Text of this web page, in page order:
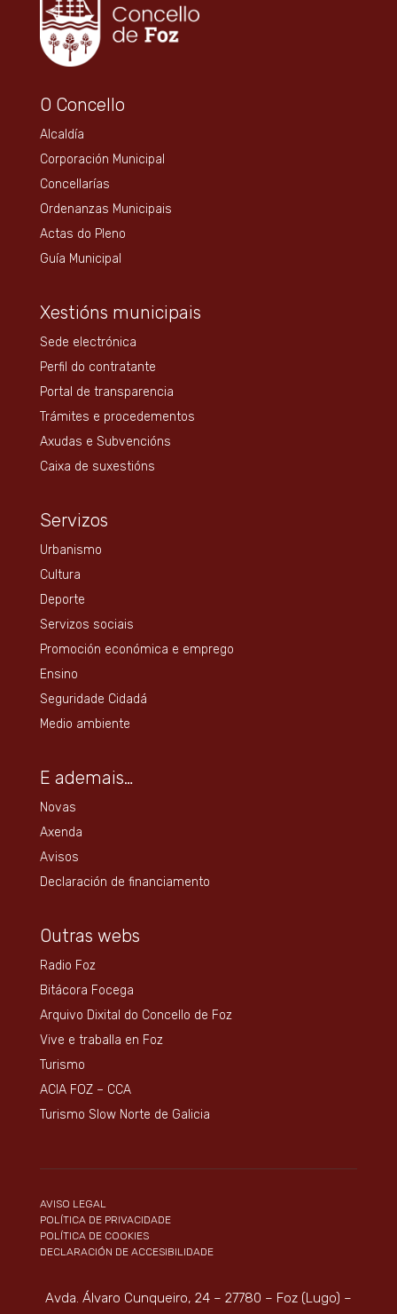
O Concello
Alcaldía
Corporación Municipal
Concellarías
Ordenanzas Municipais
Actas do Pleno
Guía Municipal
Xestións municipais
Sede electrónica
Perfil do contratante
Portal de transparencia
Trámites e procedementos
Axudas e Subvencións
Caixa de suxestións
Servizos
Urbanismo
Cultura
Deporte
Servizos sociais
Promoción económica e emprego
Ensino
Seguridade Cidadá
Medio ambiente
E ademais…
Novas
Axenda
Avisos
Declaración de financiamento
Outras webs
Radio Foz
Bitácora Focega
Arquivo Dixital do Concello de Foz
Vive e traballa en Foz
Turismo
ACIA FOZ – CCA
Turismo Slow Norte de Galicia
AVISO LEGAL
POLÍTICA DE PRIVACIDADE
POLÍTICA DE COOKIES
DECLARACIÓN DE ACCESIBILIDADE
Avda. Álvaro Cunqueiro, 24 – 27780 – Foz (Lugo) –